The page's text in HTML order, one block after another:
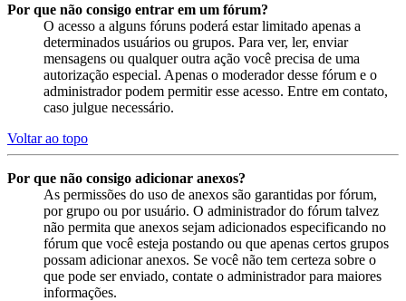
Por que não consigo entrar em um fórum?
O acesso a alguns fóruns poderá estar limitado apenas a
determinados usuários ou grupos. Para ver, ler, enviar
mensagens ou qualquer outra ação você precisa de uma
autorização especial. Apenas o moderador desse fórum e o
administrador podem permitir esse acesso. Entre em contato,
caso julgue necessário.
Voltar ao topo
Por que não consigo adicionar anexos?
As permissões do uso de anexos são garantidas por fórum,
por grupo ou por usuário. O administrador do fórum talvez
não permita que anexos sejam adicionados especificando no
fórum que você esteja postando ou que apenas certos grupos
possam adicionar anexos. Se você não tem certeza sobre o
que pode ser enviado, contate o administrador para maiores
informações.